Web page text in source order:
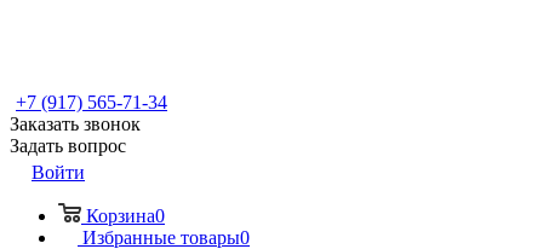
+7 (917) 565-71-34
Заказать звонок
Задать вопрос
Войти
Корзина0
Избранные товары0